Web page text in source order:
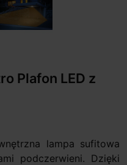
Plafon LED z
lampa sufitowa
podczerwieni. Dzięki